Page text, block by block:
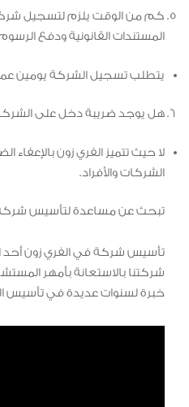
كم من الوقت يلزم لتسجيل
المستندات القانونية ودفع
يتطلب تسجيل الشركة يومين
هل يوجد ضريبة دخل على
لا حيث تتميز الفري زون بالإعفاء
الشركات والأفراد.
تبحث عن مساعدة لتأسيس شركة
تأسيس شركة في الفري زون أحد
شركتنا بالاستعانة بأمهر
خبرة لسنوات عديدة في تأسيس